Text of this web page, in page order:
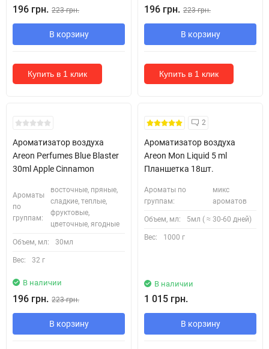
196 грн. 223 грн.
В корзину
Купить в 1 клик
196 грн. 223 грн.
В корзину
Купить в 1 клик
Ароматизатор воздуха
Areon Perfumes Blue Blaster
30ml Apple Cinnamon
Ароматы
по
группам:
восточные, пряные,
сладкие, теплые,
фруктовые,
цветочные, ягодные
Объем, мл: 30мл
Вес: 32 г
В наличии
196 грн. 223 грн.
В корзину
2
Ароматизатор воздуха
Areon Mon Liquid 5 ml
Планшетка 18шт.
Ароматы по
группам:
микс
ароматов
Объем, мл: 5мл ( ≈ 30-60 дней)
Вес: 1000 г
В наличии
1 015 грн.
В корзину